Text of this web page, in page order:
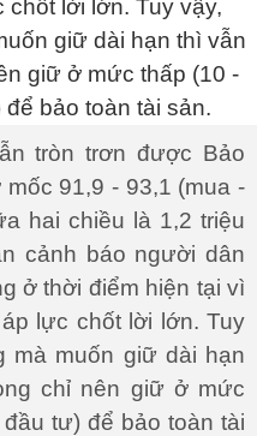
tròn trơn được Bảo
91,9 - 93,1 (mua -
hai chiều là 1,2 triệu
cảnh báo người dân
ở thời điểm hiện tại vì
lực chốt lời lớn. Tuy
mà muốn giữ dài hạn
chỉ nên giữ ở mức
tư) để bảo toàn tài